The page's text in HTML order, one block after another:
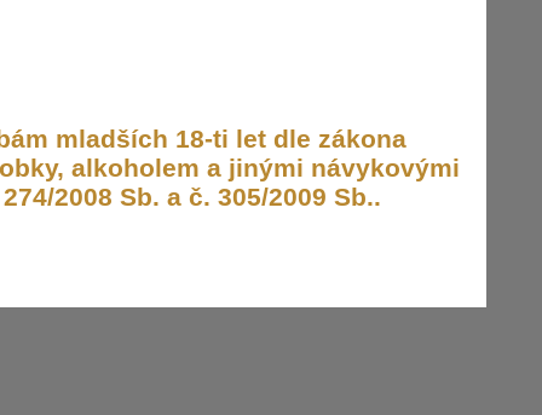
mladších 18-ti let dle zákona
alkoholem a jinými návykovými
2008 Sb. a č. 305/2009 Sb..